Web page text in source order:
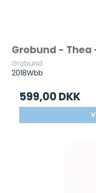
Grobund - Thea
Grobund
2018Wbb
599,00 DKK